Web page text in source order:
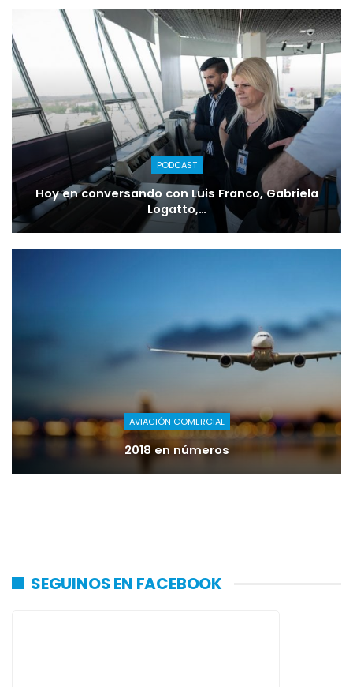
PODCAST
Hoy en conversando con Luis Franco, Gabriela
Logatto,…
AVIACIÓN COMERCIAL
2018 en números
SEGUINOS EN FACEBOOK